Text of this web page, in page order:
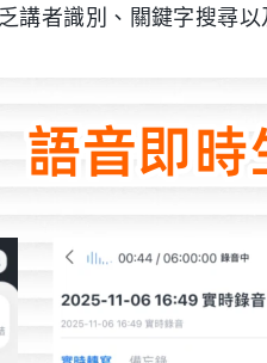
講者識別、關鍵字搜尋